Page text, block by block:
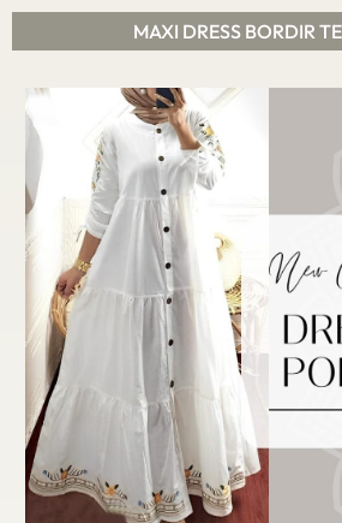
MAXI DRESS BORDIR